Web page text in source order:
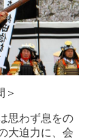
＞
思わず息をの
大迫力に、会